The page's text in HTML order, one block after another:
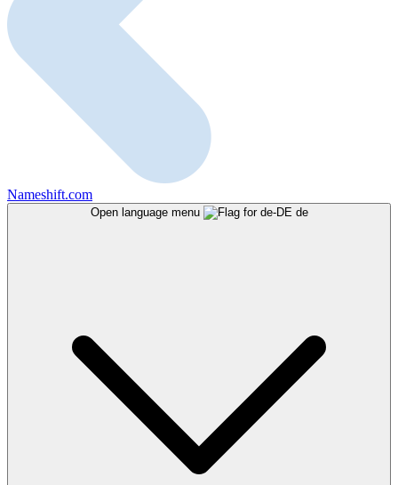
Nameshift.com
Open language menu de